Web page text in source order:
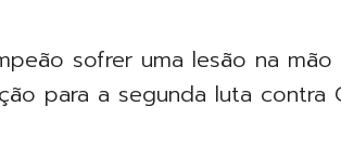
sofrer uma lesão na mão
para a segunda luta contra